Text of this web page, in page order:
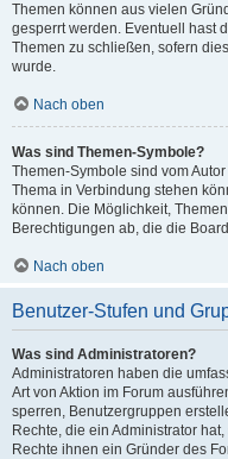
Themen können aus vielen
gesperrt werden. Eventuell hast
Themen zu schließen, sofern
wurde.
Nach oben
Was sind Themen-Symbole?
Themen-Symbole sind vom
Thema in Verbindung stehen
können. Die Möglichkeit,
Berechtigungen ab, die die
Nach oben
Benutzer-Stufen und
Was sind Administratoren?
Administratoren haben die
Art von Aktion im Forum
sperren, Benutzergruppen
Rechte, die ein Administrator
Rechte ihnen ein Gründer des